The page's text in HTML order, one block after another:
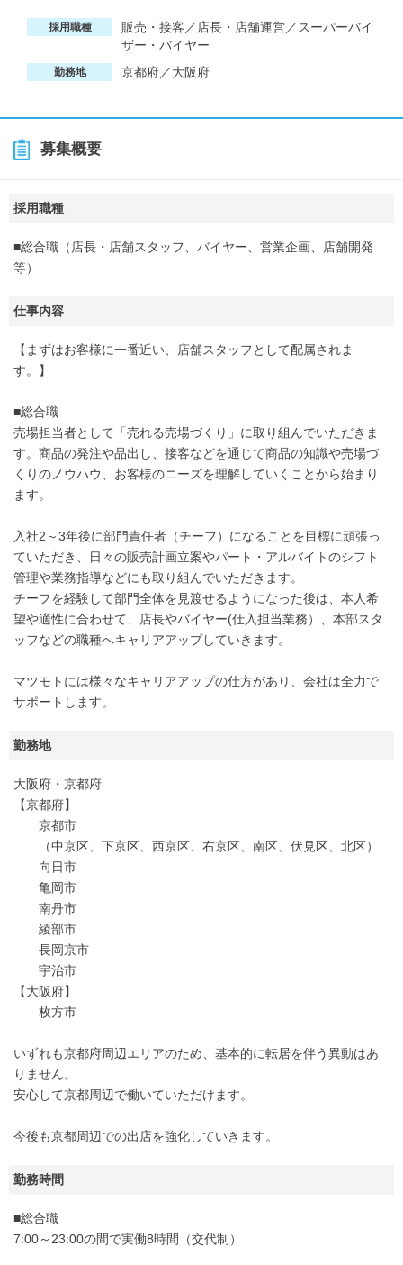
採用職種
販売・接客／店長・店舗運営／スーパーバイ
ザー・バイヤー
勤務地 京都府／大阪府
募集概要
採用職種
■総合職（店長・店舗スタッフ、バイヤー、営業企画、店舗開発
等）
仕事内容
【まずはお客様に一番近い、店舗スタッフとして配属されま
す。】
■総合職
売場担当者として「売れる売場づくり」に取り組んでいただきま
す。商品の発注や品出し、接客などを通じて商品の知識や売場づ
くりのノウハウ、お客様のニーズを理解していくことから始まり
ます。
入社2～3年後に部門責任者（チーフ）になることを目標に頑張っ
ていただき、日々の販売計画立案やパート・アルバイトのシフト
管理や業務指導などにも取り組んでいただきます。
チーフを経験して部門全体を見渡せるようになった後は、本人希
望や適性に合わせて、店長やバイヤー(仕入担当業務）、本部スタ
ッフなどの職種へキャリアアップしていきます。
マツモトには様々なキャリアアップの仕方があり、会社は全力で
サポートします。
勤務地
大阪府・京都府
【京都府】
京都市
（中京区、下京区、西京区、右京区、南区、伏見区、北区）
向日市
亀岡市
南丹市
綾部市
長岡京市
宇治市
【大阪府】
枚方市
いずれも京都府周辺エリアのため、基本的に転居を伴う異動はあ
りません。
安心して京都周辺で働いていただけます。
今後も京都周辺での出店を強化していきます。
勤務時間
■総合職
7:00～23:00の間で実働8時間（交代制）